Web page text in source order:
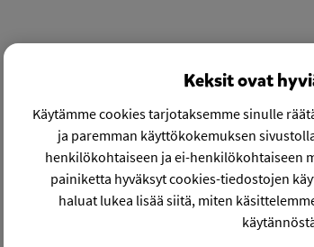
Keksit ovat
Käytämme cookies tarjotaksemme sinulle
ja paremman käyttökokemuksen
henkilökohtaiseen ja ei-henkilökohtaiseen
painiketta hyväksyt cookies-tiedostojen
haluat lukea lisää siitä, miten